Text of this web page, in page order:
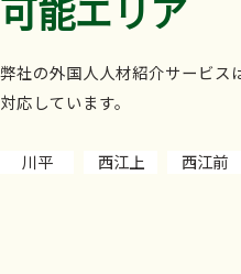
可能エリア
弊社の外国人人材紹介サービス
対応しています。
川平 西江上 西江前